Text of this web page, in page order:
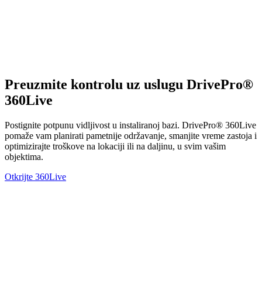
Preuzmite kontrolu uz uslugu DrivePro®
360Live
Postignite potpunu vidljivost u instaliranoj bazi. DrivePro® 360Live
pomaže vam planirati pametnije održavanje, smanjite vreme zastoja i
optimizirajte troškove na lokaciji ili na daljinu, u svim vašim
objektima.
Otkrijte 360Live